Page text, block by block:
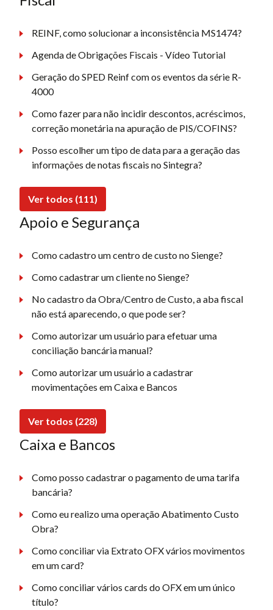
REINF, como solucionar a inconsistência MS1474?
Agenda de Obrigações Fiscais - Vídeo Tutorial
Geração do SPED Reinf com os eventos da série R-
4000
Como fazer para não incidir descontos, acréscimos,
correção monetária na apuração de PIS/COFINS?
Posso escolher um tipo de data para a geração das
informações de notas fiscais no Sintegra?
Ver todos (111)
Apoio e Segurança
Como cadastro um centro de custo no Sienge?
Como cadastrar um cliente no Sienge?
No cadastro da Obra/Centro de Custo, a aba fiscal
não está aparecendo, o que pode ser?
Como autorizar um usuário para efetuar uma
conciliação bancária manual?
Como autorizar um usuário a cadastrar
movimentações em Caixa e Bancos
Ver todos (228)
Caixa e Bancos
Como posso cadastrar o pagamento de uma tarifa
bancária?
Como eu realizo uma operação Abatimento Custo
Obra?
Como conciliar via Extrato OFX vários movimentos
em um card?
Como conciliar vários cards do OFX em um único
título?